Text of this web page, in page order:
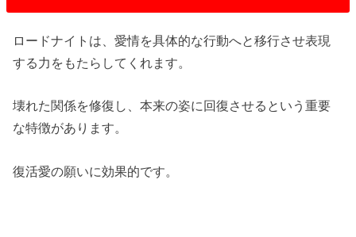
ロードナイトは、愛情を具体的な行動へと移行させ表現
する力をもたらしてくれます。
壊れた関係を修復し、本来の姿に回復させるという重要
な特徴があります。
復活愛の願いに効果的です。